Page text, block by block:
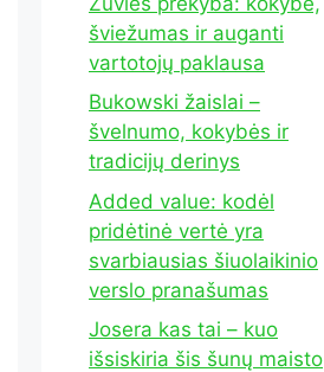
šviežumas ir auganti
vartotojų paklausa
Bukowski žaislai –
švelnumo, kokybės ir
tradicijų derinys
Added value: kodėl
pridėtinė vertė yra
svarbiausias šiuolaikinio
verslo pranašumas
Josera kas tai – kuo
išsiskiria šis šunų maisto